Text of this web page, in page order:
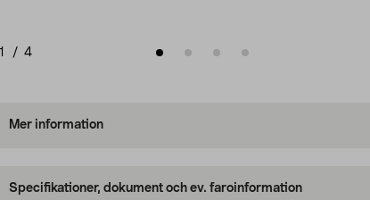
1 / 4
Mer information
Specifikationer, dokument och ev. faroinformation